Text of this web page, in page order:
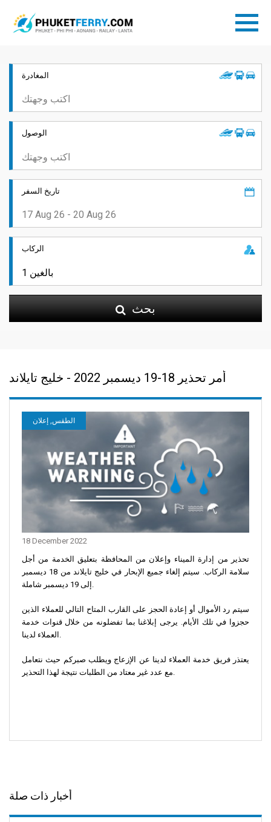
المغادرة
الوصول
تاريخ السفر
الركاب
بحث
أمر تحذير 18-19 ديسمبر 2022 - خليج تايلاند
18 December 2022
الطقس, إعلان
تحذير من إدارة الميناء وإعلان من المحافظة بتعليق الخدمة من أجل
سلامة الركاب. سيتم إلغاء جميع الإبحار في خليج تايلاند من 18 ديسمبر
سيتم رد الأموال أو إعادة الحجز على القارب المتاح التالي للعملاء الذين
حجزوا في تلك الأيام. يرجى إبلاغنا بما تفضلونه من خلال قنوات خدمة
يعتذر فريق خدمة العملاء لدينا عن الإزعاج ويطلب صبركم حيث نتعامل
أخبار ذات صلة